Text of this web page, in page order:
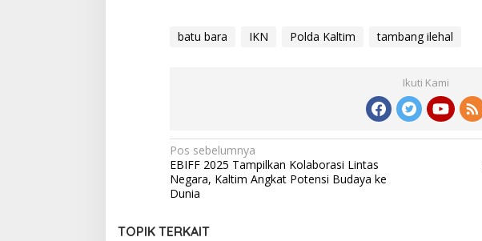
batu bara IKN Polda Kaltim tambang ilehal
Ikuti Kami
Navigasi
pos
Pos sebelumnya
EBIFF 2025 Tampilkan Kolaborasi Lintas
Negara, Kaltim Angkat Potensi Budaya ke
Dunia
TOPIK TERKAIT